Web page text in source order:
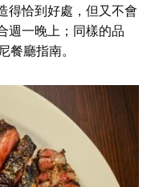
得恰到好處，但又不會
週一晚上；同樣的品
廳指南。